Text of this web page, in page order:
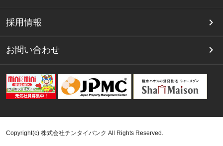
採用情報
お問い合わせ
Copyright(c) 株式会社チンタイバンク All Rights Reserved.